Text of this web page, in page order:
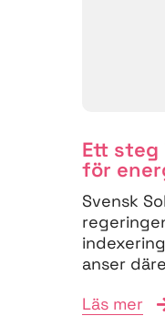
Ett
för
Svensk
anser
att...
Läs mer